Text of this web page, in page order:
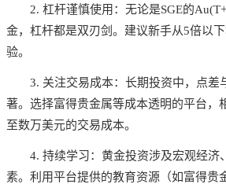
2. 杠杆谨慎使用：无论是SGE的
金，杠杆都是双刃剑。建议新手从5倍以
验。
3. 关注交易成本：长期投资中，点差
著。选择富得贵金属等成本透明的平台，
至数万美元的交易成本。
4. 持续学习：黄金投资涉及宏观经济
素。利用平台提供的教育资源（如富得贵